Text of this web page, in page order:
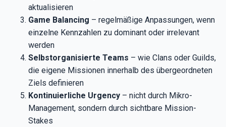
aktualisieren
Game Balancing – regelmäßige Anpassungen, wenn
einzelne Kennzahlen zu dominant oder irrelevant
werden
Selbstorganisierte Teams – wie Clans oder Guilds,
die eigene Missionen innerhalb des übergeordneten
Ziels definieren
Kontinuierliche Urgency – nicht durch Mikro-
Management, sondern durch sichtbare Mission-
Stakes